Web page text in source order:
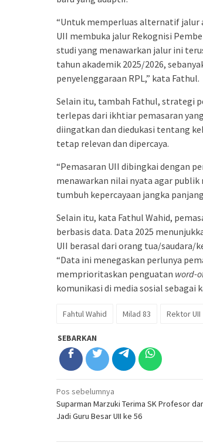
“Untuk memperluas alternatif jalur
UII membuka jalur Rekognisi
studi yang menawarkan jalur ini
tahun akademik 2025/2026,
penyelenggaraan RPL,” kata Fathul.
Selain itu, tambah Fathul, strategi
terlepas dari ikhtiar pemasaran
diingatkan dan diedukasi tentang
tetap relevan dan dipercaya.
“Pemasaran UII dibingkai dengan
menawarkan nilai nyata agar publik
tumbuh kepercayaan jangka
Selain itu, kata Fathul Wahid,
berbasis data. Data 2025
UII berasal dari orang tua/saudara/
“Data ini menegaskan perlunya
memprioritaskan penguatan word-
komunikasi di media sosial sebagai
Fahtul Wahid Milad 83 Rektor UII
SEBARKAN
Navigasi
pos
Pos sebelumnya
Suparman Marzuki Terima SK Profesor
Jadi Guru Besar UII ke 56